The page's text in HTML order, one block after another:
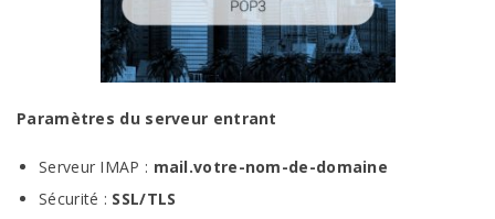
Paramètres du serveur entrant
Serveur IMAP : mail.votre-nom-de-domaine
Sécurité : SSL/TLS